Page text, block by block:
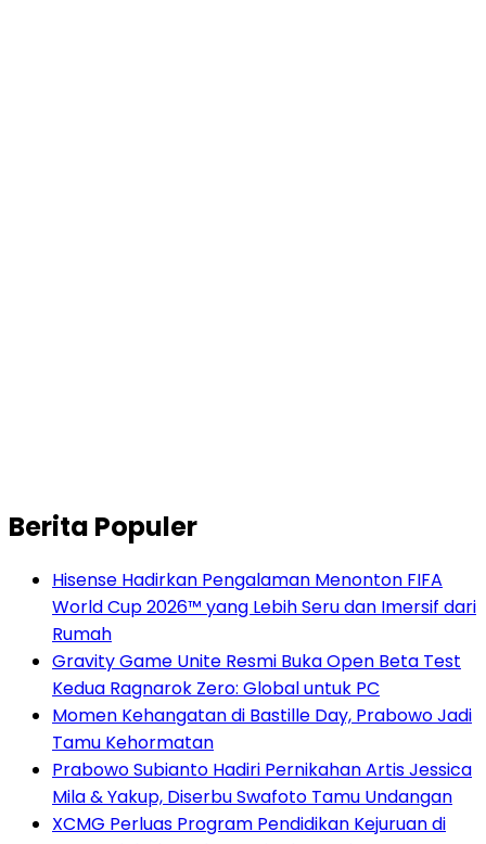
Berita Populer
Hisense Hadirkan Pengalaman Menonton FIFA
World Cup 2026™ yang Lebih Seru dan Imersif dari
Rumah
Gravity Game Unite Resmi Buka Open Beta Test
Kedua Ragnarok Zero: Global untuk PC
Momen Kehangatan di Bastille Day, Prabowo Jadi
Tamu Kehormatan
Prabowo Subianto Hadiri Pernikahan Artis Jessica
Mila & Yakup, Diserbu Swafoto Tamu Undangan
XCMG Perluas Program Pendidikan Kejuruan di